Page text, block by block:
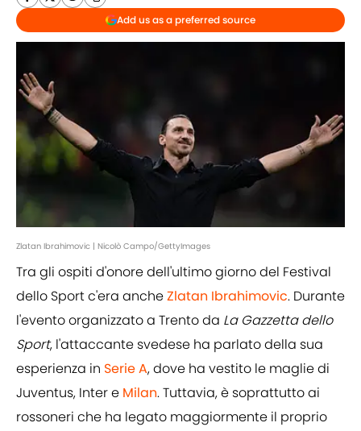
Add us as a preferred source
Zlatan Ibrahimovic | Nicolò Campo/GettyImages
Tra gli ospiti d'onore dell'ultimo giorno del Festival
dello Sport c'era ancheZlatan Ibrahimovic. Durante
l'evento organizzato a Trento da La Gazzetta dello
Sport, l'attaccante svedese ha parlato della sua
esperienza in Serie A, dove ha vestito le maglie di
Juventus, Inter e Milan. Tuttavia, è soprattutto ai
rossoneri che ha legato maggiormente il proprio